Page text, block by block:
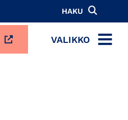
HAKU
VALIKKO
MENU